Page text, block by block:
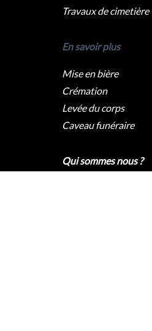
Travaux de cimetière
En savoir plus
Mise en bière
Crémation
Levée du corps
Caveau funéraire
Qui sommes nous ?